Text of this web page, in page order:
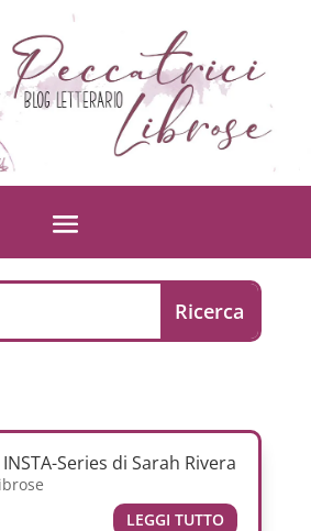
Series di Sarah Rivera
LEGGI TUTTO